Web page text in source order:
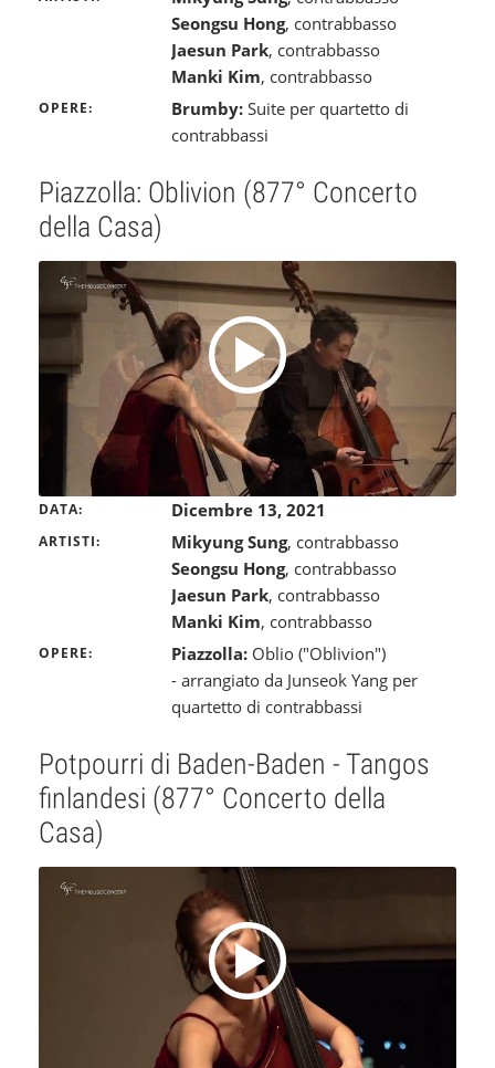
Seongsu Hong, contrabbasso
Jaesun Park, contrabbasso
Manki Kim, contrabbasso
OPERE Brumby: Suite per quartetto di
contrabbassi
Piazzolla: Oblivion (877° Concerto
della Casa)
DATA Dicembre 13, 2021
ARTISTI Mikyung Sung, contrabbasso
Seongsu Hong, contrabbasso
Jaesun Park, contrabbasso
Manki Kim, contrabbasso
OPERE Piazzolla: Oblio ("Oblivion")
- arrangiato da Junseok Yang per
quartetto di contrabbassi
Potpourri di Baden-Baden - Tangos
finlandesi (877° Concerto della
Casa)